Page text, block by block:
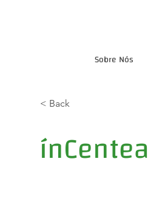
Sobre Nós
< Back
ínCentea